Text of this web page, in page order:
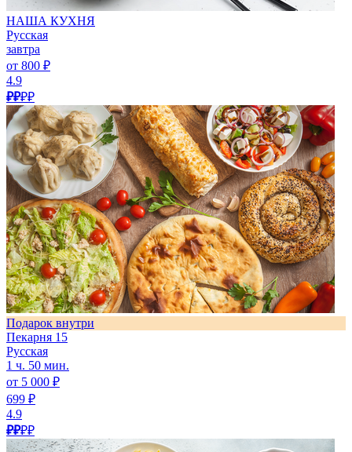
НАША КУХНЯ
Русская
завтра
от 800 ₽
4.9
₽₽₽₽
Подарок внутри
Пекарня 15
Русская
1 ч. 50 мин.
от 5 000 ₽
699 ₽
4.9
₽₽₽₽